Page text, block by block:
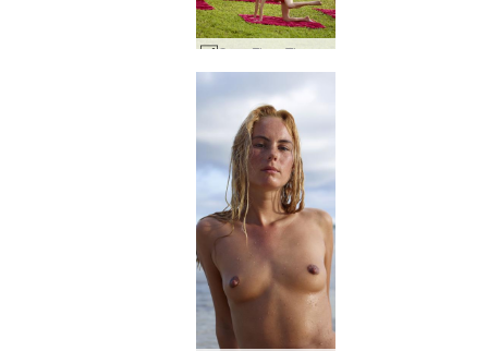
Coxy Flora Thea Zaika plaj fitnessı #25